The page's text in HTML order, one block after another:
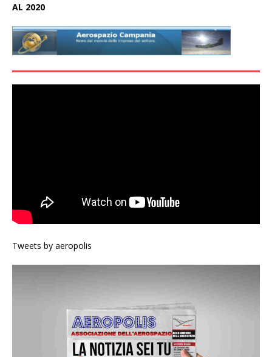
AL 2020
Tweets by aeropolis